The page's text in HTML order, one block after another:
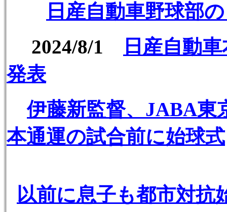
日産自動車野球部
2024/8/1
日産自動
発表
伊藤新監督、 JABA東
本通運の試合前に始球式
以前に息子も都市対抗